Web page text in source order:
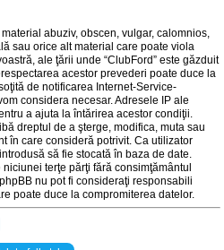
abuziv, obscen, vulgar, calomnios,
sau orice alt material care poate viola
ale ţării unde “ClubFord” este găzduit
acestor prevederi poate duce la
de notificarea Internet-Service-
considera necesar. Adresele IP ale
a ajuta la întărirea acestor condiţii.
dreptul de a şterge, modifica, muta sau
în care consideră potrivit. Ca utilizator
să fie stocată în baza de date.
terţe părţi fără consimţământul
nu pot fi consideraţi responsabili
poate duce la compromiterea datelor.